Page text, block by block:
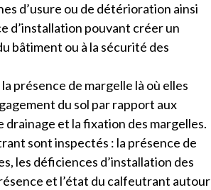
d’usure ou de détérioration ainsi
d’installation pouvant créer un
bâtiment ou à la sécurité des
présence de margelle là où elles
du sol par rapport aux
drainage et la fixation des margelles.
sont inspectés : la présence de
les déficiences d’installation des
et l’état du calfeutrant autour